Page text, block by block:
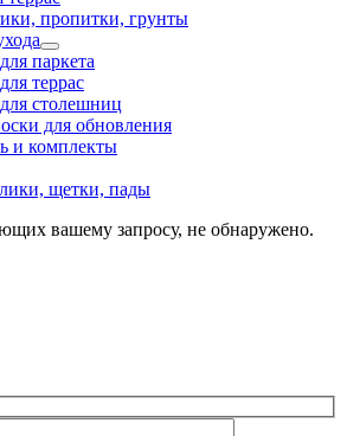
пропитки, грунты
паркета
террас
столешниц
для обновления
и комплекты
щетки, пады
вашему запросу, не обнаружено.